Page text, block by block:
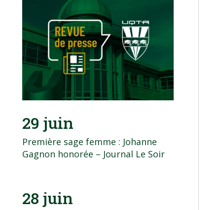
29 juin
Première sage femme : Johanne
Gagnon honorée – Journal Le Soir
28 juin